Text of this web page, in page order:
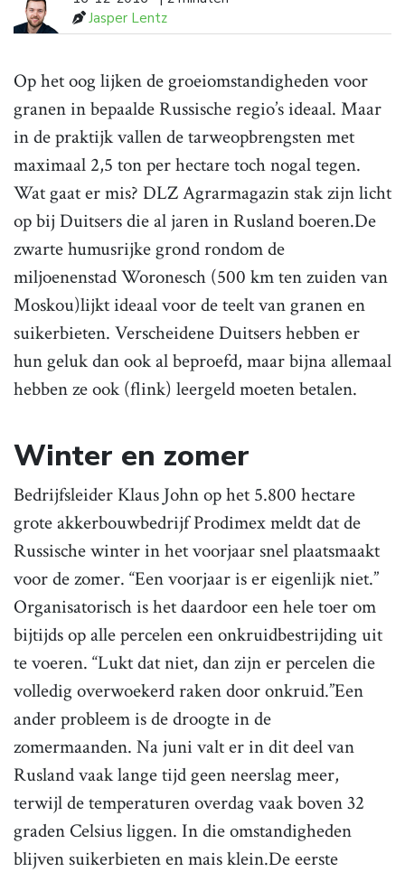
Jasper Lentz
Op het oog lijken de groeiomstandigheden voor
granen in bepaalde Russische regio’s ideaal. Maar
in de praktijk vallen de tarweopbrengsten met
maximaal 2,5 ton per hectare toch nogal tegen.
Wat gaat er mis? DLZ Agrar­magazin stak zijn licht
op bij Duitsers die al jaren in Rusland boeren.De
zwarte humusrijke grond rondom de
miljoenenstad Woronesch (500 km ten zuiden van
Moskou)lijkt ideaal voor de teelt van granen en
suikerbieten. Verscheidene Duitsers hebben er
hun geluk dan ook al beproefd, maar bijna allemaal
hebben ze ook (flink) leergeld moeten betalen.
Winter en zomer
Bedrijfsleider Klaus John op het 5.800 hectare
grote akkerbouwbedrijf Prodimex meldt dat de
Russische winter in het voorjaar snel plaatsmaakt
voor de zomer. “Een voorjaar is er eigenlijk niet.”
Organisatorisch is het daardoor een hele toer om
bijtijds op alle percelen een onkruidbestrijding uit
te voeren. “Lukt dat niet, dan zijn er percelen die
volledig overwoekerd raken door onkruid.”Een
ander probleem is de droogte in de
zomermaanden. Na juni valt er in dit deel van
Rusland vaak lange tijd geen neerslag meer,
terwijl de temperaturen overdag vaak boven 32
graden Celsius liggen. In die omstandig­heden
blijven suikerbieten en mais klein.De eerste